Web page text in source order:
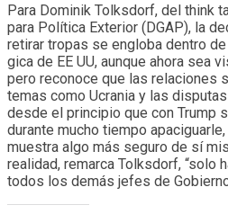
Para Domi­nik Tolks­dorf, del think
para Polí­tica Exte­rior (DGAP), la
reti­rar tro­pas se engloba den­tro
gica de EE UU, aun­que ahora sea
pero reco­noce que las rela­cio­nes
temas como Ucra­nia y las
desde el prin­ci­pio que con Trump
durante mucho tiempo
mues­tra algo más seguro de sí
rea­li­dad, remarca Tolks­dorf, “solo
todos los demás jefes de